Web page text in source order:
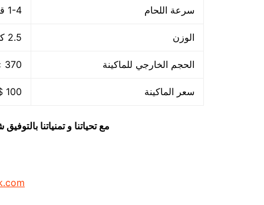
سرعة اللحام 1-4 قطعة/الدقيقة
الوزن 2.5 كجم
الحجم الخارجي للماكينة 370 × 140 × 73 مم
سعر الماكينة 100 $ او ما يعادله بالجنيه المصرى
مع تحياتنا و تمنياتنا